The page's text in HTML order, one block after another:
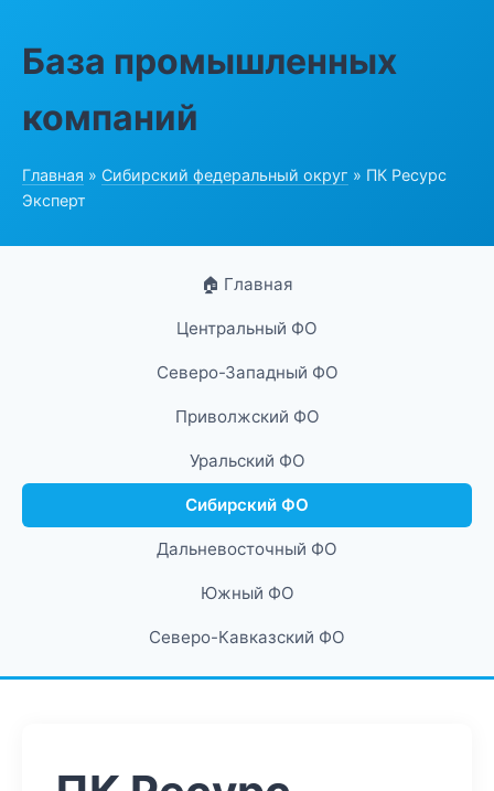
База промышленных
компаний
Главная » Сибирский федеральный округ » ПК Ресурс
Эксперт
🏠 Главная
Центральный ФО
Северо-Западный ФО
Приволжский ФО
Уральский ФО
Сибирский ФО
Дальневосточный ФО
Южный ФО
Северо-Кавказский ФО